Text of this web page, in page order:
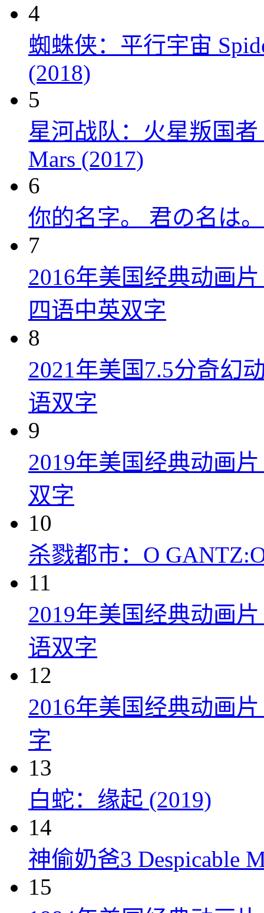
4
蜘蛛侠：平行宇宙
(2018)
5
星河战队：火星叛国者
Mars (2017)
6
你的名字。 君の名は
7
2016年美国经典动画
四语中英双字
8
2021年美国7.5分奇幻
语双字
9
2019年美国经典动画
双字
10
杀戮都市：O
11
2019年美国经典动画
语双字
12
2016年美国经典动画
字
13
白蛇：缘起 (2019)
14
神偷奶爸3 Despicable
15